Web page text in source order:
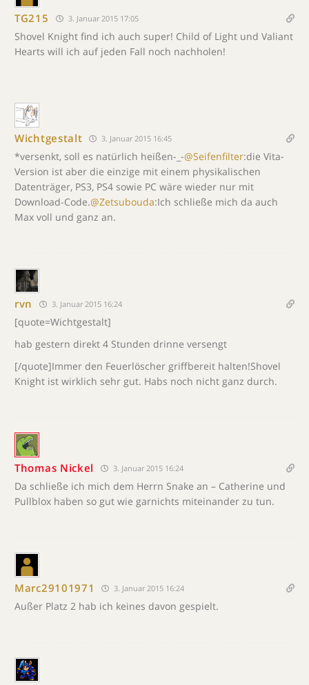
TG215 3. Januar 2015 17:05
Shovel Knight find ich auch super! Child of Light und Valiant
Hearts will ich auf jeden Fall noch nachholen!
Wichtgestalt 3. Januar 2015 16:45
*versenkt, soll es natürlich heißen-_-@Seifenfilter:die Vita-
Version ist aber die einzige mit einem physikalischen
Datenträger, PS3, PS4 sowie PC wäre wieder nur mit
Download-Code.@Zetsubouda:Ich schließe mich da auch
Max voll und ganz an.
rvn 3. Januar 2015 16:24
[quote=Wichtgestalt]
hab gestern direkt 4 Stunden drinne versengt
[/quote]Immer den Feuerlöscher griffbereit halten!Shovel
Knight ist wirklich sehr gut. Habs noch nicht ganz durch.
Thomas Nickel 3. Januar 2015 16:24
Da schließe ich mich dem Herrn Snake an – Catherine und
Pullblox haben so gut wie garnichts miteinander zu tun.
Marc29101971 3. Januar 2015 16:24
Außer Platz 2 hab ich keines davon gespielt.